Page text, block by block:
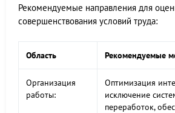
Рекомендуемые направления для
совершенствования условий труда:
Область Рекомендуемые
Организация
работы:
Оптимизация
исключение
переработок,